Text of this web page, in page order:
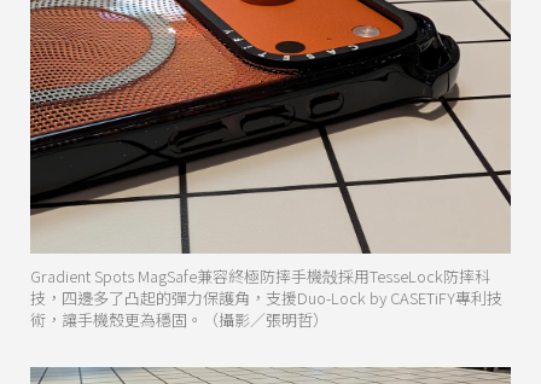
Gradient Spots MagSafe兼容終極防摔手機殻採用TesseLock防摔科
技，四邊多了凸起的彈力保護角，支援Duo-Lock by CASETiFY專利技
術，讓手機殼更為穩固。（攝影／張明哲）